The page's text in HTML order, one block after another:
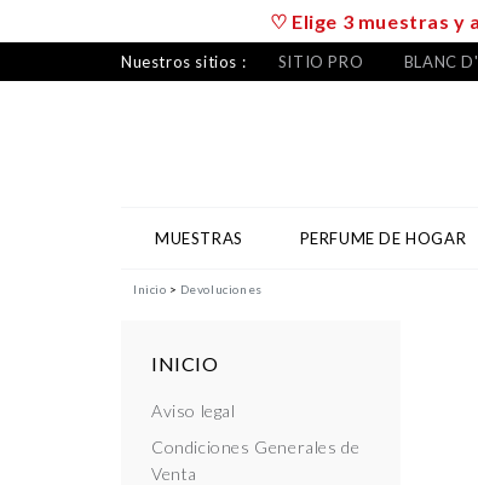
♡ Elige 3 muestras y
Nuestros sitios : SITIO PRO BLANC
MUESTRAS PERFUME DE HOGAR
Inicio Devoluciones
INICIO
Aviso legal
Condiciones Generales de
Venta